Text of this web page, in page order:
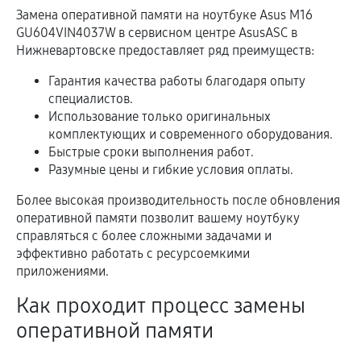
Замена оперативной памяти на ноутбуке Asus M16
GU604VIN4037W в сервисном центре AsusASC в
Нижневартовске предоставляет ряд преимуществ:
Гарантия качества работы благодаря опыту
специалистов.
Использование только оригинальных
комплектующих и современного оборудования.
Быстрые сроки выполнения работ.
Разумные цены и гибкие условия оплаты.
Более высокая производительность после обновления
оперативной памяти позволит вашему ноутбуку
справляться с более сложными задачами и
эффективно работать с ресурсоемкими
приложениями.
Как проходит процесс замены
оперативной памяти